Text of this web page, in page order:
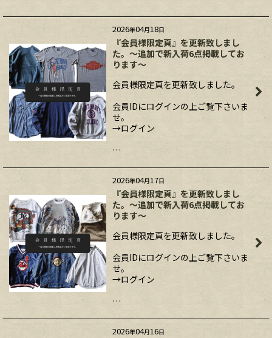
2026年04月18日
『会員様限定頁』を更新致しまし
た。～追加で新入荷6点掲載してお
ります～
会員様限定頁を更新致しました。
会員IDにログインの上ご覧下さいま
せ。
→ログイン
…
2026年04月17日
『会員様限定頁』を更新致しまし
た。～追加で新入荷6点掲載してお
ります～
会員様限定頁を更新致しました。
会員IDにログインの上ご覧下さいま
せ。
→ログイン
…
2026年04月16日